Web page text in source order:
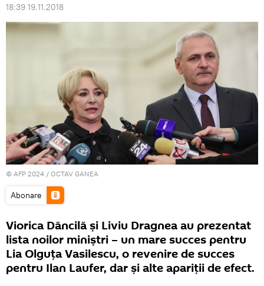
18:39 19.11.2018
© AFP 2024 / OCTAV GANEA
Abonare
Viorica Dăncilă și Liviu Dragnea au prezentat
lista noilor miniștri – un mare succes pentru
Lia Olguța Vasilescu, o revenire de succes
pentru Ilan Laufer, dar și alte apariții de efect.